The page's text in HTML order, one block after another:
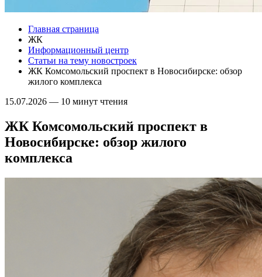
Главная страница
ЖК
Информационный центр
Статьи на тему новостроек
ЖК Комсомольский проспект в Новосибирске: обзор
жилого комплекса
15.07.2026 — 10 минут чтения
ЖК Комсомольский проспект в
Новосибирске: обзор жилого
комплекса